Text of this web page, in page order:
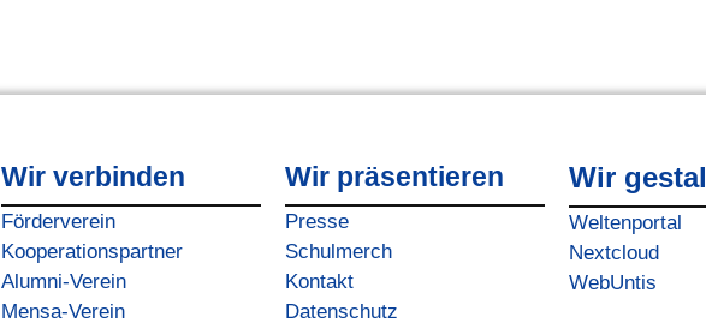
Wir verbinden
Förderverein
Kooperationspartner
Alumni-Verein
Mensa-Verein
Wir präsentieren
Presse
Schulmerch
Kontakt
Datenschutz
Wir
Weltenportal
Nextcloud
WebUntis